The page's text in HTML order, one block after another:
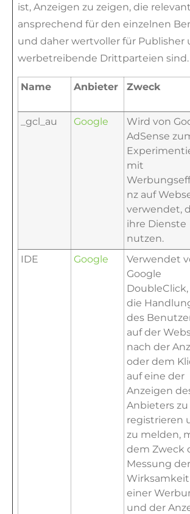
ist, Anzeigen zu zeigen, die
ansprechend für den einzelnen
und daher wertvoller für Publisher
werbetreibende Drittparteien sind.
Name Anbieter Zweck
_gcl_au
Google
Wird von
AdSense
mit
nz auf
verwendet,
ihre Dienste
nutzen.
IDE Google
Verwendet
Google
die
des
auf der
nach der
oder dem
auf eine der
Anzeigen
Anbieters zu
registrieren
zu melden,
dem Zweck
Messung der
Wirksamkeit
einer
und der